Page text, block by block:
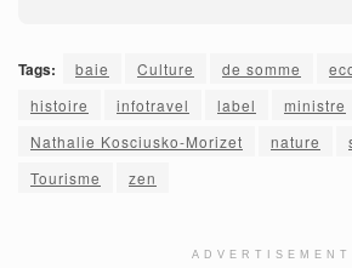
Tags: baie Culture de somme
histoire
infotravel label
ministre
Nathalie Kosciusko-Morizet
nature
Tourisme
zen
ADVERTISEMENT